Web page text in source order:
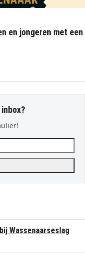
en jongeren met een
Wassenaarseslag